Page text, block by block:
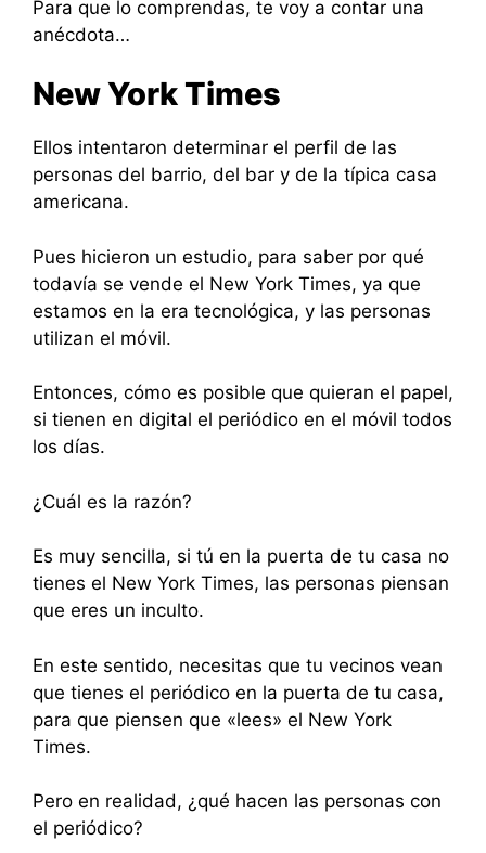
Para que lo comprendas, te voy a contar una
anécdota…
New York Times
Ellos intentaron determinar el perfil de las
personas del barrio, del bar y de la típica casa
americana.
Pues hicieron un estudio, para saber por qué
todavía se vende el New York Times, ya que
estamos en la era tecnológica, y las personas
utilizan el móvil.
Entonces, cómo es posible que quieran el papel,
si tienen en digital el periódico en el móvil todos
los días.
¿Cuál es la razón?
Es muy sencilla, si tú en la puerta de tu casa no
tienes el New York Times, las personas piensan
que eres un inculto.
En este sentido, necesitas que tu vecinos vean
que tienes el periódico en la puerta de tu casa,
para que piensen que «lees» el New York
Times.
Pero en realidad, ¿qué hacen las personas con
el periódico?